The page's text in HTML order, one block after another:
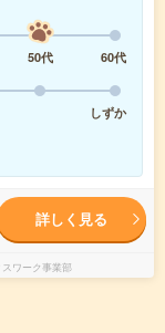
50代
60代
しずか
詳しく見る
ワーク事業部